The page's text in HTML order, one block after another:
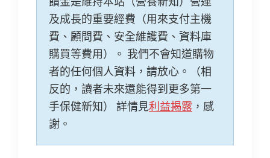
及成長的重要經費（用來支付主機
費、顧問費、安全維護費、資料庫
購買等費用）。 我們不會知道購物
者的任何個人資料，請放心。（相
反的，讀者未來還能得到更多第一
手保健新知） 詳情見利益揭露 ，感
謝。